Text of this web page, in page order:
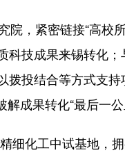
，紧密链接“高校
科技成果来锡转化
拨投结合等方式支
成果转化“最后一公
化工中试基地，